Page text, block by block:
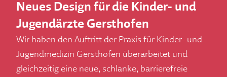
Neues Design für die Kinder- und
Jugendärzte Gersthofen
Wir haben den Auftritt der Praxis für Kinder- und
Jugendmedizin Gersthofen überarbeitet und
gleichzeitig eine neue, schlanke, barrierefreie